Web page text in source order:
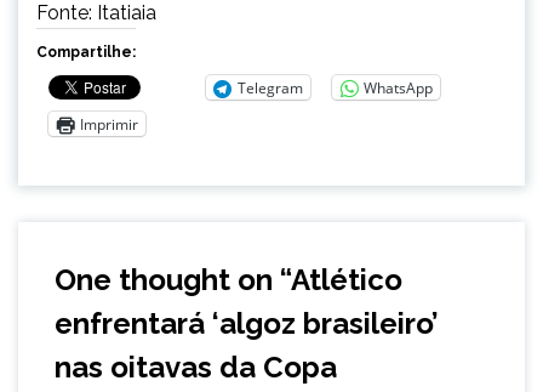
Fonte: Itatiaia
Compartilhe:
Telegram
WhatsApp
Imprimir
One thought on “Atlético
enfrentará ‘algoz brasileiro’
nas oitavas da Copa